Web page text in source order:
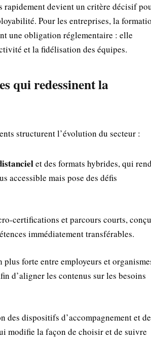
rapidement devient un critère décisif
Pour les entreprises, la
une obligation réglementaire : elle
et la fidélisation des équipes.
qui redessinent la
structurent l’évolution du secteur :
et des formats hybrides, qui
accessible mais pose des défis
certifications et parcours courts,
immédiatement transférables.
plus forte entre employeurs et
d’aligner les contenus sur les besoins
des dispositifs d’accompagnement et de
modifie la façon de choisir et de suivre